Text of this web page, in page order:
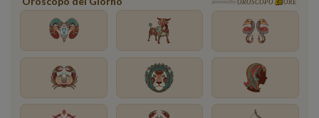
powered by OROSCOPO ORE